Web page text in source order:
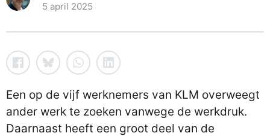
5 april 2025
Een op de vijf werknemers van KLM overweegt
ander werk te zoeken vanwege de werkdruk.
Daarnaast heeft een groot deel van de